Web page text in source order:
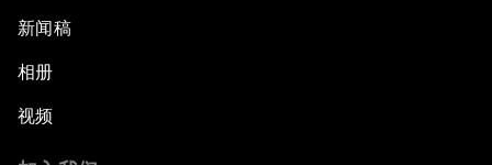
新闻稿
相册
视频